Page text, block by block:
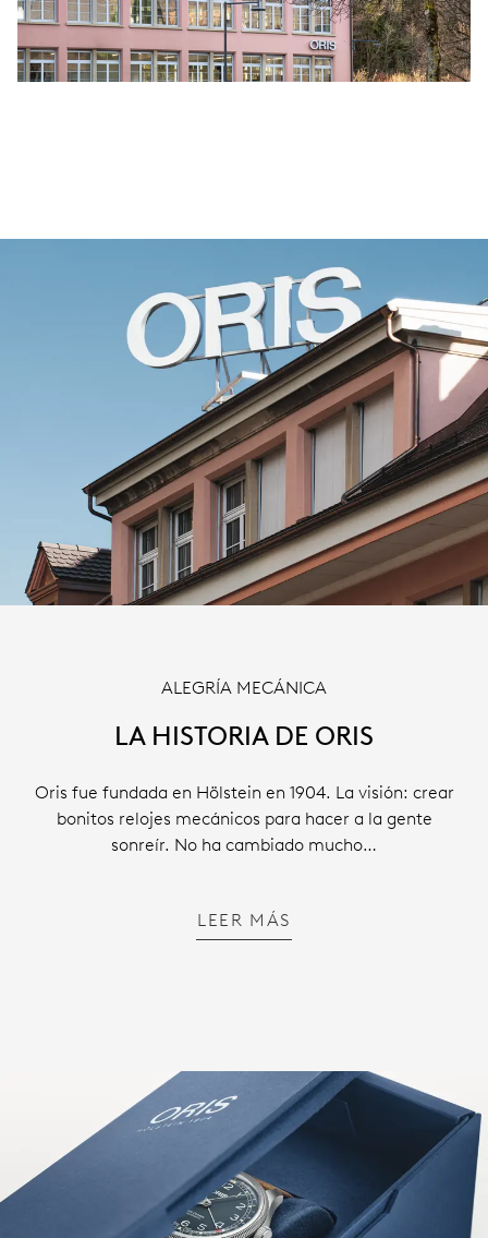
ALEGRÍA MECÁNICA
LA HISTORIA DE ORIS
Oris fue fundada en Hölstein en 1904. La visión: crear
bonitos relojes mecánicos para hacer a la gente
sonreír. No ha cambiado mucho…
LEER MÁS